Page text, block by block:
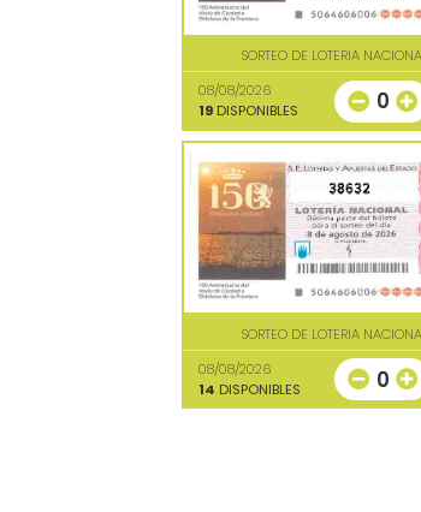
SORTEO DE LOTERIA
08/08/2026
19 DISPONIBLES 0
38632
SORTEO DE LOTERIA
08/08/2026
14 DISPONIBLES 0